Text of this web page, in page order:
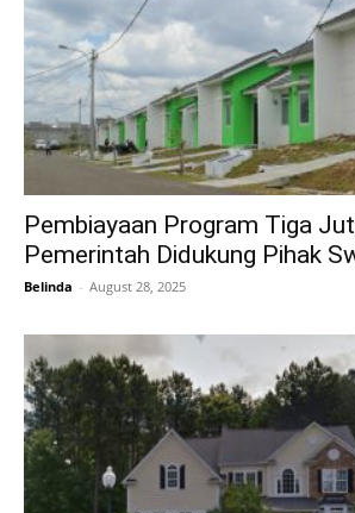
Pembiayaan Program Tiga
Pemerintah Didukung Pihak
Belinda - August 28, 2025